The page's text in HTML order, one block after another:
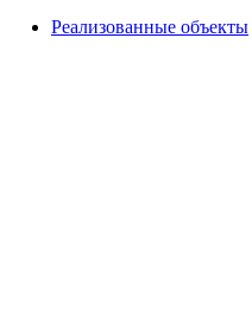
Реализованные объекты